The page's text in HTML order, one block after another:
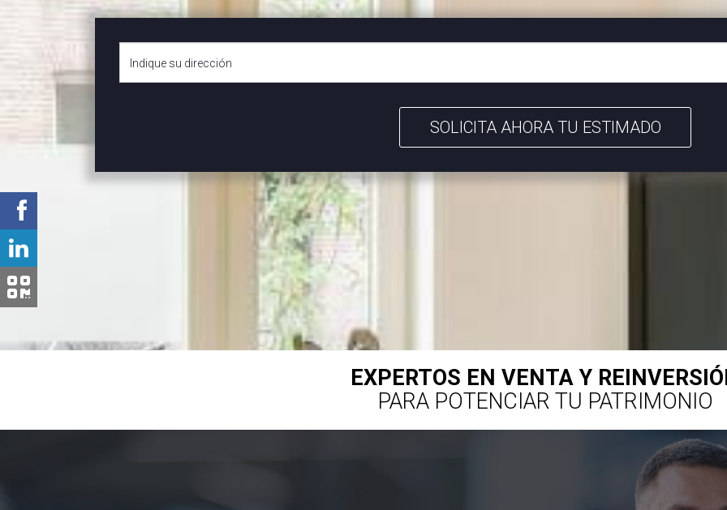
SOLICITA AHORA TU ESTIMADO
EXPERTOS EN VENTA Y
PARA POTENCIAR TU PATRIMONIO